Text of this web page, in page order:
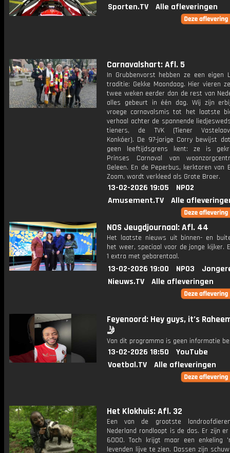
Sporten.TV
Alle afleveringen
Carnavalshart: Afl. 5
In Grubbenvorst hebben ze een eigen
traditie: Gekke Maondaag. Hier vieren
twee weken eerder dan de rest van
alles gebeurt in één dag. Wij zijn
vroege carnavalsmis tot het laatste
verhaal achter de spannende
tieners, de TVK (Tiener
Konkóer). De 97-jarige Corry bewijst
geen leeftijdsgrens kent: ze is
Prinses Carnaval van
Geleen. En de Peperbus, kerktoren van
Zoom, wordt verkleed als Grote Broer.
13-02-2026 19:05
NPO2
Amusement.TV
Alle
NOS Jeugdjournaal: Afl. 44
Het laatste nieuws uit binnen- en
het weer, speciaal voor de jonge kijker.
1 extra met gebarentaal.
13-02-2026 19:00 NPO3
Nieuws.TV
Alle afleveringen
Feyenoord: Hey guys, it’s
🤳
Van dit programma is geen informatie
13-02-2026 18:50
YouTube
Voetbal.TV
Alle afleveringen
Het Klokhuis: Afl. 32
Een van de grootste
Nederland rondloopt is de das. Er zijn
6000. Toch krijgt maar een enkeling
levenden lijve te zien. Dassen zijn